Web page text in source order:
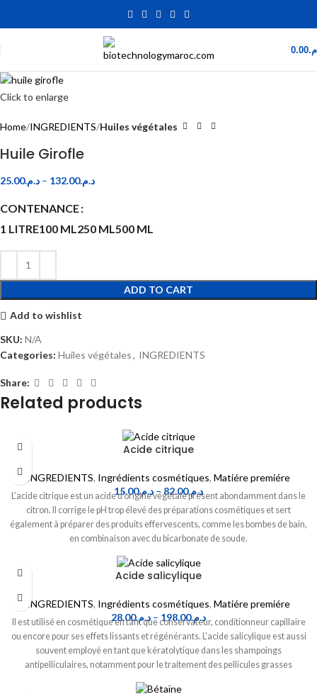
0.00
Click to enlarge
Home INGREDIENTS Huiles végétales
Huile Girofle
د.م.25.00 – د.م.132.00
CONTENANCE
1 LITRE100 ML250 ML500 ML
ADD TO CART
Add to wishlist
SKU: N/A
Categories: Huiles végétales, INGREDIENTS
Share:
Related products
Acide citrique
INGREDIENTS, Ingrédients cosmétiques, Matiére premiére
د.م.15.00 – د.م.82.00
L’acide citrique est un acide d’origine végétale présent abondamment dans le
citron. Il corrige le pH trop élevé des préparations cosmétiques et sert
également à préparer des produits effervescents, comme les bombes de bain,
en combinaison avec du bicarbonate de soude.
Acide salicylique
INGREDIENTS, Ingrédients cosmétiques, Matiére premiére
د.م.28.00 – د.م.198.00
Il est utilisé en cosmétique en tant que conservateur, conditionneur capillaire
ou encore pour ses effets lissants et régénérants. L'acide salicylique est aussi
souvent employé en tant que kératolytique dans les shampoings
antipelliculaires, notamment pour le traitement des pellicules grasses